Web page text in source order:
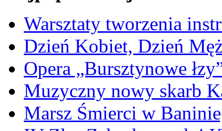
Warsztaty tworzenia
Dzień Kobiet, Dzień
Opera „Bursztynowe
Muzyczny nowy skarb
Marsz Śmierci w